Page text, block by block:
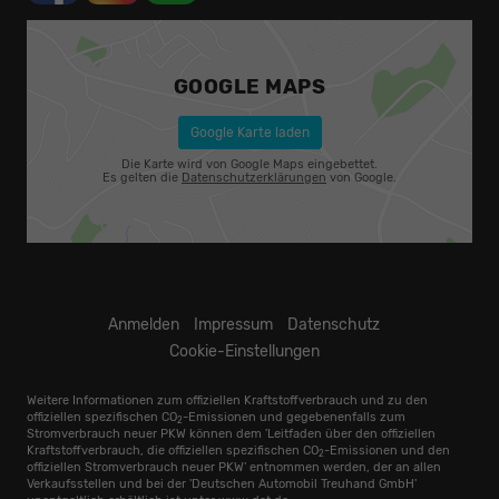
GOOGLE MAPS
Google Karte laden
Die Karte wird von Google Maps eingebettet.
Es gelten die Datenschutzerklärungen von Google.
Anmelden Impressum
Datenschutz
Cookie-Einstellungen
Weitere Informationen zum offiziellen Kraftstoffverbrauch und zu den
offiziellen spezifischen CO2 -Emissionen und gegebenenfalls zum
Stromverbrauch neuer PKW können dem 'Leitfaden über den offiziellen
Kraftstoffverbrauch, die offiziellen spezifischen CO2 -Emissionen und den
offiziellen Stromverbrauch neuer PKW' entnommen werden, der an allen
Verkaufsstellen und bei der 'Deutschen Automobil Treuhand GmbH'